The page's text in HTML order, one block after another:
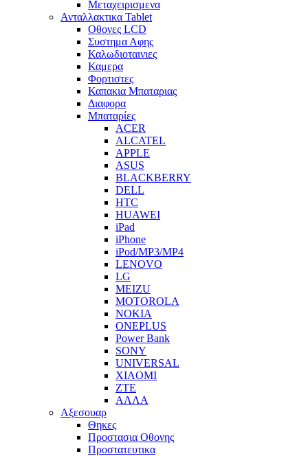
Μεταχειρισμενα
Ανταλλακτικα Tablet
Οθονες LCD
Συστημα Αφης
Καλωδιοταινιες
Καμερα
Φορτιστες
Καπακια Μπαταριας
Διαφορα
Μπαταρίες
ACER
ALCATEL
APPLE
ASUS
BLACKBERRY
DELL
HTC
HUAWEI
iPad
iPhone
iPod/MP3/MP4
LENOVO
LG
MEIZU
MOTOROLA
NOKIA
ONEPLUS
Power Bank
SONY
UNIVERSAL
XIAOMI
ZTE
ΑΛΛΑ
Αξεσουαρ
Θηκες
Προστασια Οθονης
Προστατευτικα